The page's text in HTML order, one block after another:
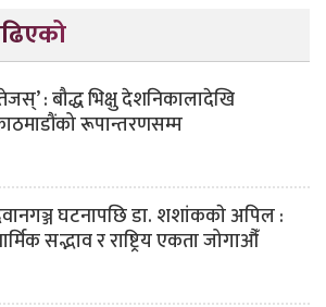
: बौद्ध भिक्षु देशनिकालादेखि
रूपान्तरणसम्म
घटनापछि डा. शशांककाे अपिल :
सद्भाव र राष्ट्रिय एकता जोगाऔँ